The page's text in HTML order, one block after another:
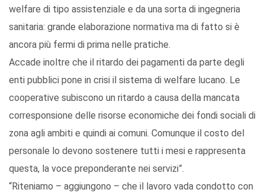
welfare di tipo assistenziale e da una sorta di ingegneria
sanitaria: grande elaborazione normativa ma di fatto si è
ancora più fermi di prima nelle pratiche.
Accade inoltre che il ritardo dei pagamenti da parte degli
enti pubblici pone in crisi il sistema di welfare lucano. Le
cooperative subiscono un ritardo a causa della mancata
corresponsione delle risorse economiche dei fondi sociali di
zona agli ambiti e quindi ai comuni. Comunque il costo del
personale lo devono sostenere tutti i mesi e rappresenta
questa, la voce preponderante nei servizi”.
“Riteniamo – aggiungono – che il lavoro vada condotto con